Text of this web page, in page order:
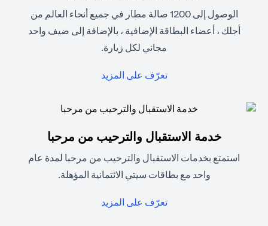
الوصول إلى 1200 صالة مطار في جميع أنحاء العالم من
أجلك ، أعضاء البطاقة الإضافية ، بالإضافة إلى ضيف واحد
مجاني لكل زيارة.
تعرّف على المزيد
خدمة الاستقبال والترحيب من مرحبا
استمتع بخدمات الاستقبال والترحيب من مرحبا لمدة عام
واحد مع بطاقات سيتي الائتمانية المؤهلة.
تعرّف على المزيد